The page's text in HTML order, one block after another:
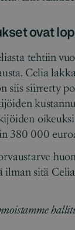
ovat
tehtiin
Celia
siis siirretty
380 000
ilman sitä